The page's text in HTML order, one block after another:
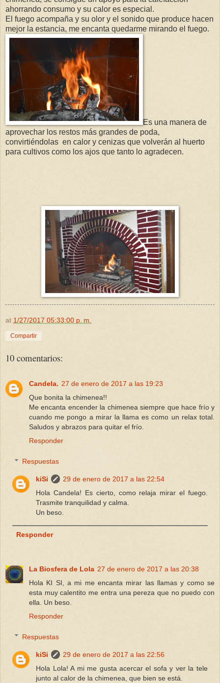
ahorrando consumo y su calor es especial.
El fuego acompaña y su olor y el sonido que produce hacen
mejor la estancia, me encanta quedarme mirando el fuego.
Es una manera de
aprovechar los restos más grandes de poda,
convirtiéndolas en calor y cenizas que volverán al huerto
para cultivos como los ajos que tanto lo agradecen.
at 1/27/2017 05:33:00 p. m.
Compartir
10 comentarios:
Candela. 27 de enero de 2017 a las 19:23
Que bonita la chimenea!!
Me encanta encender la chimenea siempre que hace frío y
cuando me pongo a mirar la llama es como un relax total.
Saludos y abrazos para quitar el frío.
Responder
Respuestas
kiSi
29 de enero de 2017 a las 22:54
Hola Candela! Es cierto, como relaja mirar el fuego.
Trasmite tranquilidad y calma.
Un beso.
Responder
La Biosfera de Lola 27 de enero de 2017 a las 20:38
Hola KI SI, a mi me encanta mirar las llamas y como se
esta muy calentito me entra una pereza que no puedo con
ella. Un beso.
Responder
Respuestas
kiSi
29 de enero de 2017 a las 22:56
Hola Lola! A mi me gusta acercar el sofa y ver la tele
junto al calor de la chimenea, que bien se está.